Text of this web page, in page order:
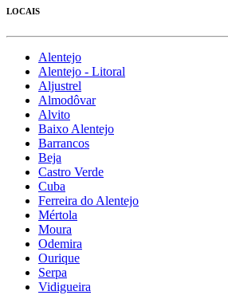
LOCAIS
Alentejo
Alentejo - Litoral
Aljustrel
Almodôvar
Alvito
Baixo Alentejo
Barrancos
Beja
Castro Verde
Cuba
Ferreira do Alentejo
Mértola
Moura
Odemira
Ourique
Serpa
Vidigueira